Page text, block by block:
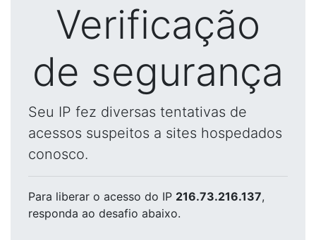
Verificação
de segurança
Seu IP fez diversas tentativas de
acessos suspeitos a sites hospedados
conosco.
Para liberar o acesso do IP 216.73.216.137,
responda ao desafio abaixo.